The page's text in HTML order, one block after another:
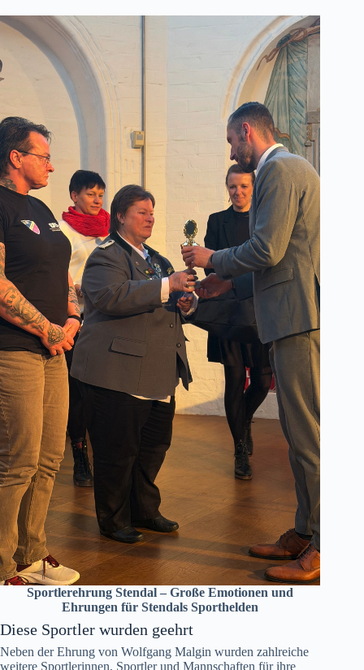
Sportlerehrung Stendal – Große Emotionen und
Ehrungen für Stendals Sporthelden
Diese Sportler wurden geehrt
Neben der Ehrung von Wolfgang Malgin wurden zahlreiche
weitere Sportlerinnen, Sportler und Mannschaften für ihre